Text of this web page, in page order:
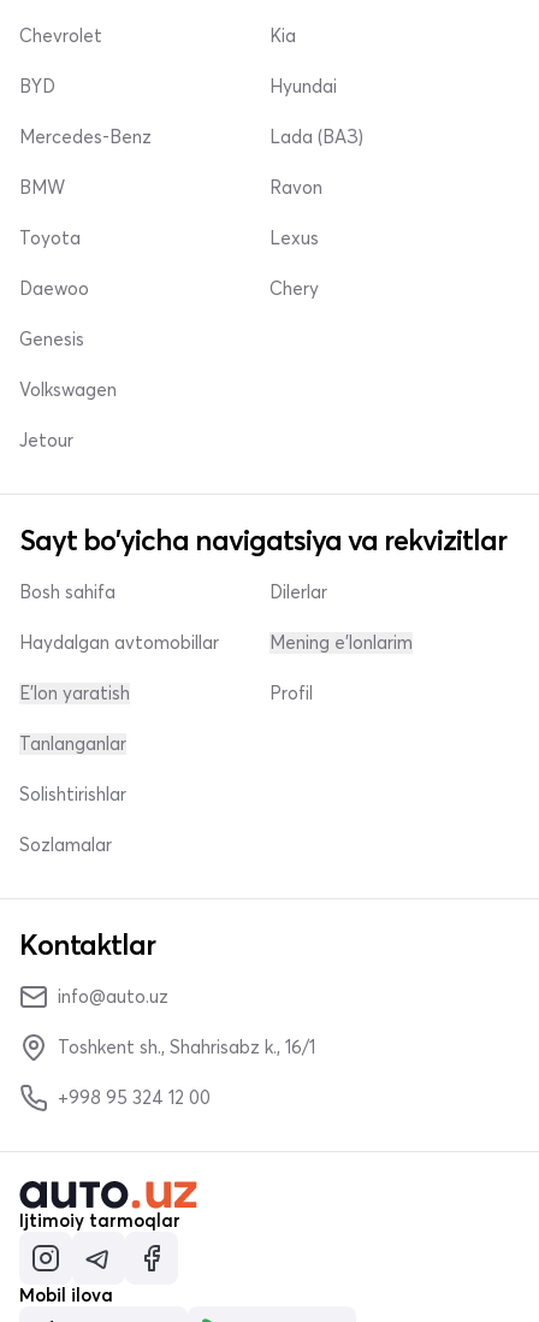
Chevrolet
BYD
Mercedes-Benz
Kia
Hyundai
Lada (ВАЗ)
BMW
Toyota
Daewoo
Ravon
Lexus
Chery
Genesis
Volkswagen
Jetour
Sayt bo'yicha navigatsiya va rekvizitlar
Bosh sahifa
Haydalgan avtomobillar
E'lon yaratish
Dilerlar
Mening e'lonlarim
Profil
Tanlanganlar
Solishtirishlar
Sozlamalar
Kontaktlar
info@auto.uz
Toshkent sh., Shahrisabz k., 16/1
+998 95 324 12 00
Ijtimoiy tarmoqlar
Mobil ilova